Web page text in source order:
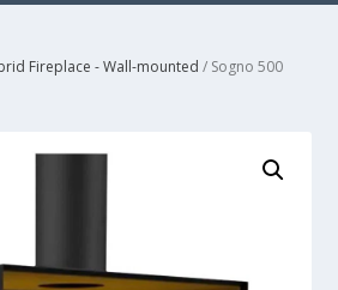
Fireplace - Wall-mounted / Sogno 500